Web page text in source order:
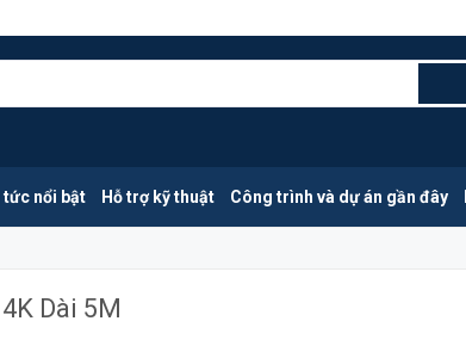
tức nổi bật Hỗ trợ kỹ thuật Công trình và dự án gần đây
Dài 5M
MUA NGAY